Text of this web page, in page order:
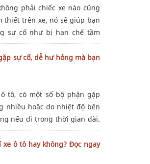
phải chiếc xe nào cũng
thiết trên xe, nó sẽ giúp bạn
sự cố như bị hạn chế tầm
hay việc thủng lốp xe...
cần
sự cố, dễ hư hỏng mà bạn
tô, có một số bộ phận gặp
nhiều hoặc do nhiệt độ bên
nếu đi trong thời gian dài.
tra và thay thế ngay nhé!1.
ô tô hay không? Đọc ngay